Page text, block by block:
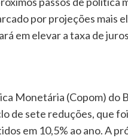
por projeções mais
em elevar a taxa de
Monetária (Copom) do
de sete reduções, que
em 10,5% ao ano. A